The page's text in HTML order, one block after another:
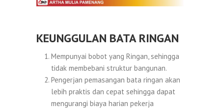
KEUNGGULAN BATA RINGAN
Mempunyai bobot yang Ringan, sehingga
tidak membebani struktur bangunan.
Pengerjan pemasangan bata ringan akan
lebih praktis dan cepat sehingga dapat
mengurangi biaya harian pekerja